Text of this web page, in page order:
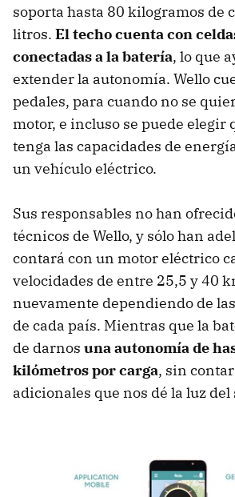
soporta hasta 80 kilogramos de
litros. El techo cuenta con
conectadas a la batería, lo que
extender la autonomía. Wello
pedales, para cuando no se
motor, e incluso se puede elegir
tenga las capacidades de
un vehículo eléctrico.
Sus responsables no han
técnicos de Wello, y sólo han
contará con un motor eléctrico
velocidades de entre 25,5 y 40
nuevamente dependiendo de
de cada país. Mientras que la
de darnos una autonomía de
kilómetros por carga, sin
adicionales que nos dé la luz del